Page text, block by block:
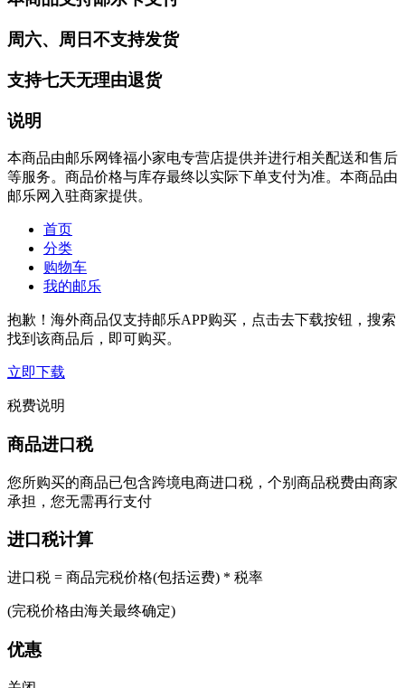
周六、周日不支持发货
支持七天无理由退货
说明
本商品由邮乐网锋福小家电专营店提供并进行相关配送和售后
等服务。商品价格与库存最终以实际下单支付为准。本商品由
邮乐网入驻商家提供。
首页
分类
购物车
我的邮乐
抱歉！海外商品仅支持邮乐APP购买，点击去下载按钮，搜索
找到该商品后，即可购买。
立即下载
税费说明
商品进口税
您所购买的商品已包含跨境电商进口税，个别商品税费由商家
承担，您无需再行支付
进口税计算
进口税 = 商品完税价格(包括运费) * 税率
(完税价格由海关最终确定)
优惠